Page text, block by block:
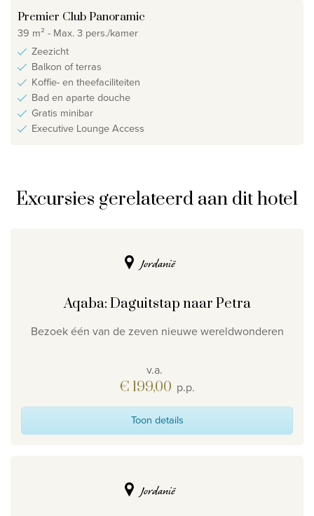
Premier Club Panoramic
39 m² - Max. 3 pers./kamer
Zeezicht
Balkon of terras
Koffie- en theefaciliteiten
Bad en aparte douche
Gratis minibar
Executive Lounge Access
Excursies gerelateerd aan dit hotel
Jordanië
Aqaba: Daguitstap naar Petra
Bezoek één van de zeven nieuwe wereldwonderen
v.a.
€ 199,00 p.p.
Toon details
Jordanië